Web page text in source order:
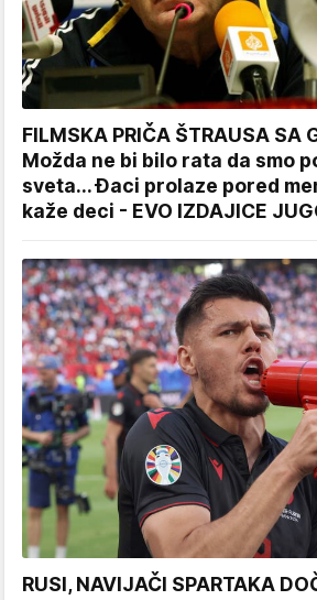
FILMSKA PRIČA ŠTRAUSA SA
Možda ne bi bilo rata da smo
sveta... Đaci prolaze pored
kaže deci - EVO IZDAJICE
RUSI, NAVIJAČI SPARTAKA